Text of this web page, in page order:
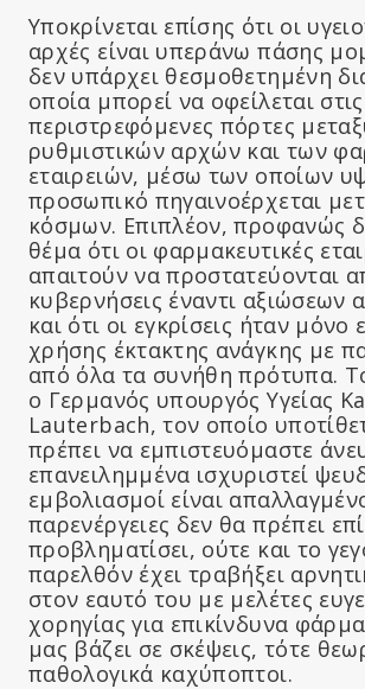
Υποκρίνεται επίσης ότι οι
αρχές είναι υπεράνω πάσης
δεν υπάρχει θεσμοθετημένη
οποία μπορεί να οφείλεται στις
περιστρεφόμενες πόρτες
ρυθμιστικών αρχών και των
εταιρειών, μέσω των οποίων
προσωπικό πηγαινοέρχεται
κόσμων. Επιπλέον, προφανώς
θέμα ότι οι φαρμακευτικές
απαιτούν να προστατεύονται
κυβερνήσεις έναντι αξιώσεων
και ότι οι εγκρίσεις ήταν μόνο
χρήσης έκτακτης ανάγκης με
από όλα τα συνήθη πρότυπα.
ο Γερμανός υπουργός Υγείας
Lauterbach, τον οποίο
πρέπει να εμπιστευόμαστε
επανειλημμένα ισχυριστεί
εμβολιασμοί είναι
παρενέργειες δεν θα πρέπει
προβληματίσει, ούτε και το
παρελθόν έχει τραβήξει
στον εαυτό του με μελέτες
χορηγίας για επικίνδυνα
μας βάζει σε σκέψεις, τότε
παθολογικά καχύποπτοι.